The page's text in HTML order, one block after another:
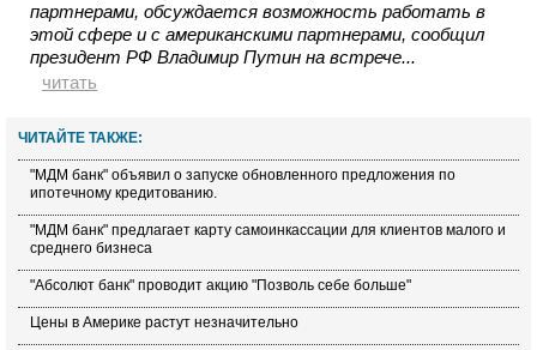
партнерами, обсуждается возможность работать в
этой сфере и с американскими партнерами, сообщил
президент РФ Владимир Путин на встрече...
читать
ЧИТАЙТЕ ТАКЖЕ:
"МДМ банк" объявил о запуске обновленного предложения по
ипотечному кредитованию.
"МДМ банк" предлагает карту самоинкассации для клиентов малого и
среднего бизнеса
"Абсолют банк" проводит акцию "Позволь себе больше"
Цены в Америке растут незначительно